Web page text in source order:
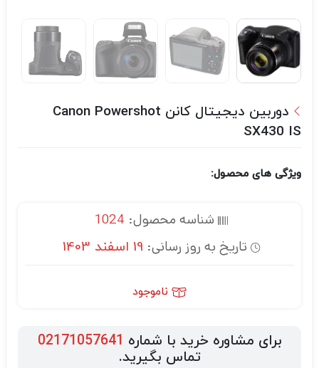
دوربین دیجیتال کانن Canon Powershot
SX430 IS
ویژگی های محصول:
شناسه محصول: 1024
تاریخ به روز رسانی: 19 اسفند 1403
ناموجود
برای مشاوره خرید با شماره 02171057641
تماس بگیرید.